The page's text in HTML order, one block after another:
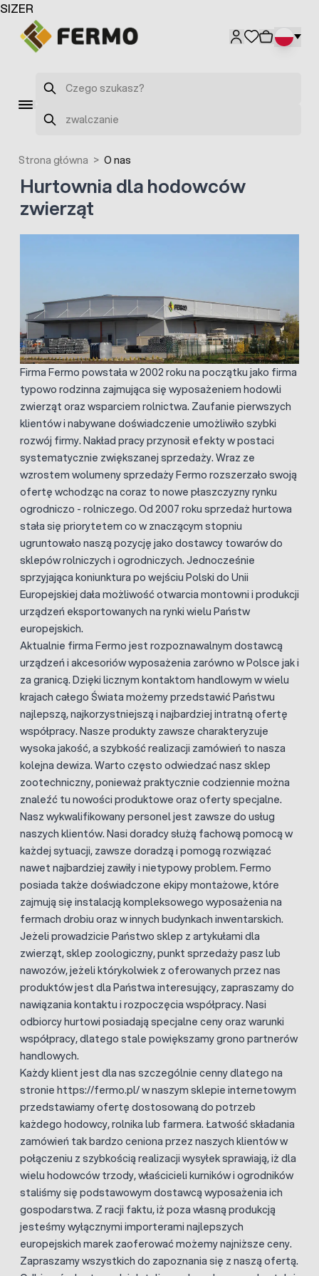
Przejdź do treści
Szukaj
Szukaj
Strona główna > O nas
Hurtownia dla hodowców
zwierząt
Firma Fermo powstała w 2002 roku na początku jako firma
typowo rodzinna zajmująca się wyposażeniem hodowli
zwierząt oraz wsparciem rolnictwa. Zaufanie pierwszych
klientów i nabywane doświadczenie umożliwiło szybki
rozwój firmy. Nakład pracy przynosił efekty w postaci
systematycznie zwiększanej sprzedaży. Wraz ze
wzrostem wolumeny sprzedaży Fermo rozszerzało swoją
ofertę wchodząc na coraz to nowe płaszczyzny rynku
ogrodniczo - rolniczego. Od 2007 roku sprzedaż hurtowa
stała się priorytetem co w znaczącym stopniu
ugruntowało naszą pozycję jako dostawcy towarów do
sklepów rolniczych i ogrodniczych. Jednocześnie
sprzyjająca koniunktura po wejściu Polski do Unii
Europejskiej dała możliwość otwarcia montowni i produkcji
urządzeń eksportowanych na rynki wielu Państw
europejskich.
Aktualnie firma Fermo jest rozpoznawalnym dostawcą
urządzeń i akcesoriów wyposażenia zarówno w Polsce jak i
za granicą. Dzięki licznym kontaktom handlowym w wielu
krajach całego Świata możemy przedstawić Państwu
najlepszą, najkorzystniejszą i najbardziej intratną ofertę
współpracy. Nasze produkty zawsze charakteryzuje
wysoka jakość, a szybkość realizacji zamówień to nasza
kolejna dewiza. Warto często odwiedzać nasz sklep
zootechniczny, ponieważ praktycznie codziennie można
znaleźć tu nowości produktowe oraz oferty specjalne.
Nasz wykwalifikowany personel jest zawsze do usług
naszych klientów. Nasi doradcy służą fachową pomocą w
każdej sytuacji, zawsze doradzą i pomogą rozwiązać
nawet najbardziej zawiły i nietypowy problem. Fermo
posiada także doświadczone ekipy montażowe, które
zajmują się instalacją kompleksowego wyposażenia na
fermach drobiu oraz w innych budynkach inwentarskich.
Jeżeli prowadzicie Państwo sklep z artykułami dla
zwierząt, sklep zoologiczny, punkt sprzedaży pasz lub
nawozów, jeżeli którykolwiek z oferowanych przez nas
produktów jest dla Państwa interesujący, zapraszamy do
nawiązania kontaktu i rozpoczęcia współpracy. Nasi
odbiorcy hurtowi posiadają specjalne ceny oraz warunki
współpracy, dlatego stale powiększamy grono partnerów
handlowych.
Każdy klient jest dla nas szczególnie cenny dlatego na
stronie https://fermo.pl/ w naszym sklepie internetowym
przedstawiamy ofertę dostosowaną do potrzeb
każdego hodowcy, rolnika lub farmera. Łatwość składania
zamówień tak bardzo ceniona przez naszych klientów w
połączeniu z szybkością realizacji wysyłek sprawiają, iż dla
wielu hodowców trzody, właścicieli kurników i ogrodników
staliśmy się podstawowym dostawcą wyposażenia ich
gospodarstwa. Z racji faktu, iż poza własną produkcją
jesteśmy wyłącznymi importerami najlepszych
europejskich marek zaoferować możemy najniższe ceny.
Zapraszamy wszystkich do zapoznania się z naszą ofertą.
SIZER